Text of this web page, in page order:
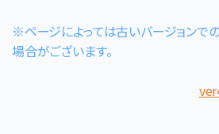
※ページによっては古いバージョンで
場合がございます。